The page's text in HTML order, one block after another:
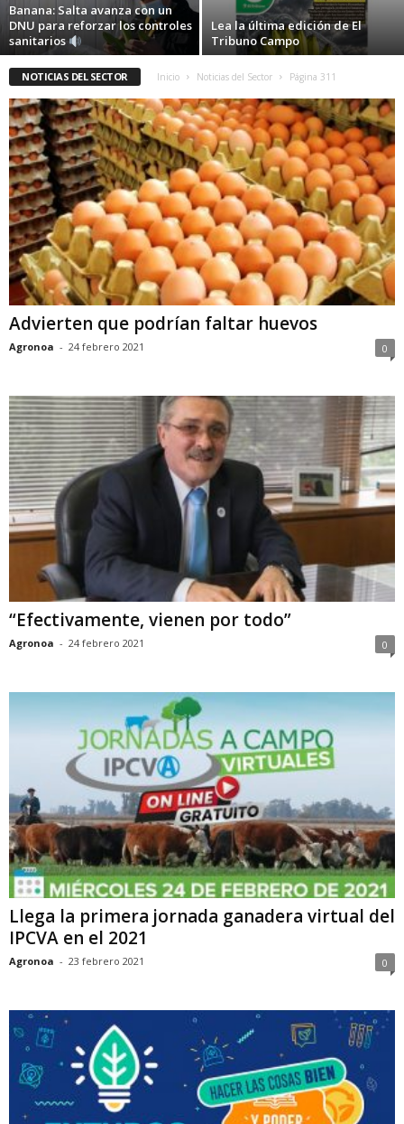
Banana: Salta avanza con un
DNU para reforzar los controles
sanitarios
Lea la última edición de El
Tribuno Campo
NOTICIAS DEL SECTOR Inicio Noticias del Sector Página 311
Advierten que podrían faltar huevos
Agronoa - 24 febrero 2021 0
“Efectivamente, vienen por todo”
Agronoa - 24 febrero 2021 0
Llega la primera jornada ganadera virtual del
IPCVA en el 2021
Agronoa - 23 febrero 2021 0